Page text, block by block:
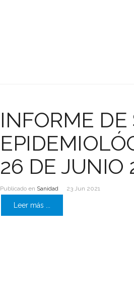
INFORME
26 DE JUNIO
Publicado en Sanidad 23 Jun 2021
Leer más ...